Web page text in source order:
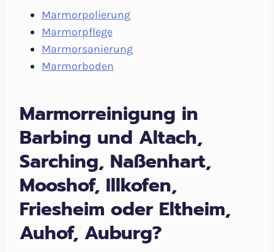
Marmorpolierung
Marmorpflege
Marmorsanierung
Marmorboden
Marmorreinigung in
Barbing und Altach,
Sarching, Naßenhart,
Mooshof, Illkofen,
Friesheim oder Eltheim,
Auhof, Auburg?